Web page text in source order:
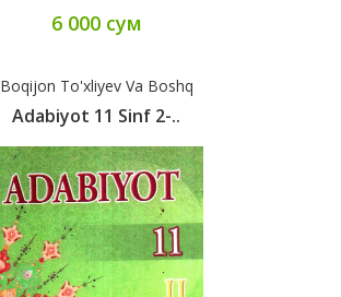
6 000 сум
Boqijon To'xliyev Va Boshq
Adabiyot 11 Sinf 2-..